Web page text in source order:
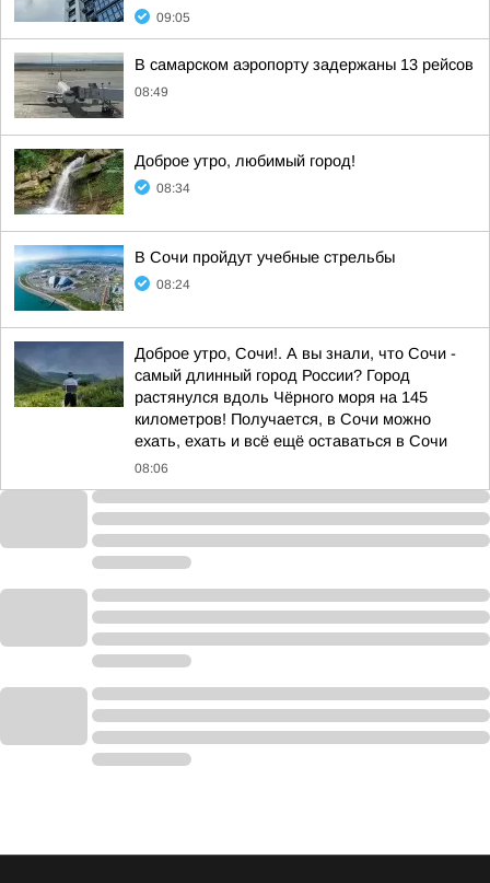
09:05
В самарском аэропорту задержаны 13 рейсов
08:49
Доброе утро, любимый город!
08:34
В Сочи пройдут учебные стрельбы
08:24
Доброе утро, Сочи!. А вы знали, что Сочи -
самый длинный город России? Город
растянулся вдоль Чёрного моря на 145
километров! Получается, в Сочи можно
ехать, ехать и всё ещё оставаться в Сочи
08:06